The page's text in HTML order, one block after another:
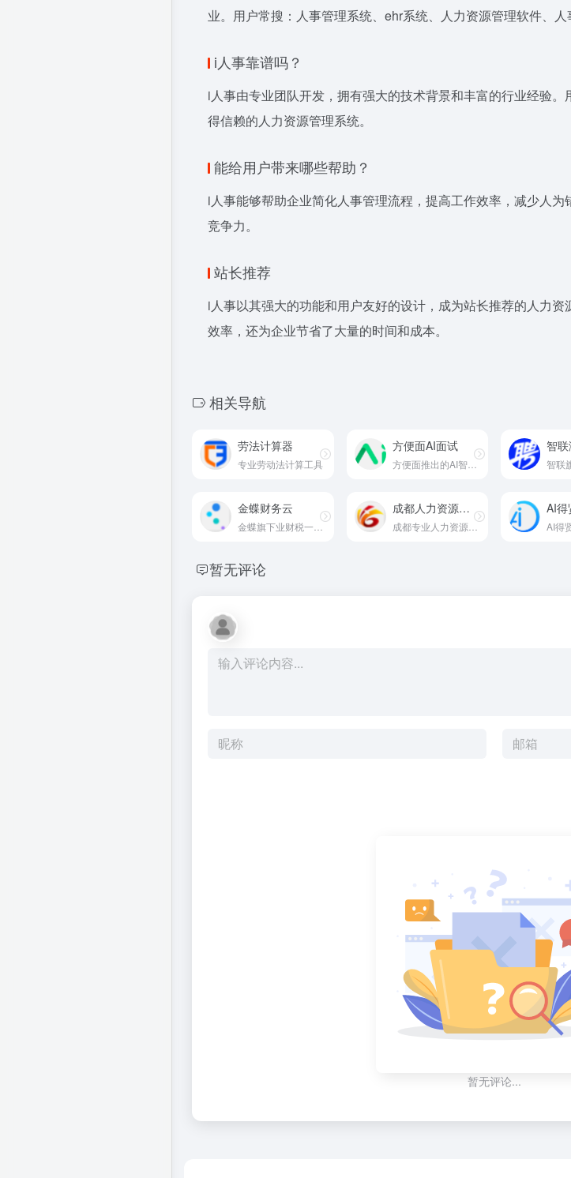
业。用户常搜：人事管理系统、ehr系统、人力资源管理软件、人
i人事靠谱吗？
i人事由专业团队开发，拥有强大的技术背景和丰富的行业经验
得信赖的人力资源管理系统。
能给用户带来哪些帮助？
i人事能够帮助企业简化人事管理流程，提高工作效率，减少人
竞争力。
站长推荐
i人事以其强大的功能和用户友好的设计，成为站长推荐的人力
效率，还为企业节省了大量的时间和成本。
相关导航
劳法计算器
专业劳动法计算工具
方便面AI面试
方便面推出的AI智能招聘管理平台
智
金蝶财务云 成都人力资源外包 AI得
暂无评论
暂无评论...